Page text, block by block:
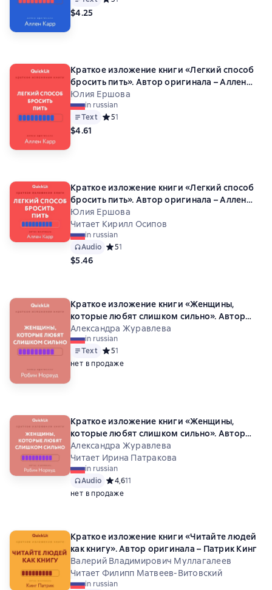
$4.25
Краткое изложение книги «Легкий способ
бросить пить». Автор оригинала – Аллен
Карр
Юлия Ершова
in russian
Text Средний рейтинг 5 на основе 1 оценок
51
$4.61
Краткое изложение книги «Легкий способ
бросить пить». Автор оригинала – Аллен
Карр
Юлия Ершова
Читает Кирилл Осипов
in russian
Audio Средний рейтинг 5 на основе 1 оценок
51
$5.46
Краткое изложение книги «Женщины,
которые любят слишком сильно». Автор
оригинала – Робин Норвуд
Александра Журавлева
in russian
Text Средний рейтинг 5 на основе 1 оценок
51
нет в продаже
Краткое изложение книги «Женщины,
которые любят слишком сильно». Автор
оригинала – Робин Норвуд
Александра Журавлева
Читает Ирина Патракова
in russian
Audio Средний рейтинг 4,6 на основе 11 оценок
4,611
нет в продаже
Краткое изложение книги «Читайте людей
как книгу». Автор оригинала – Патрик Кинг
Валерий Владимирович Муллагалеев
Читает Филипп Матвеев-Витовский
in russian